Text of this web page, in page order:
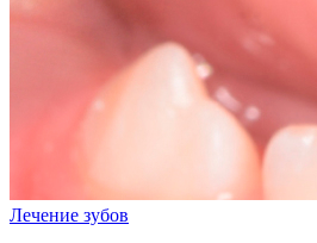
Лечение зубов